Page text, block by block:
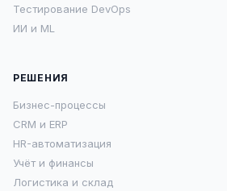
Тестирование DevOps
ИИ и ML
РЕШЕНИЯ
Бизнес-процессы
CRM и ERP
HR-автоматизация
Учёт и финансы
Логистика и склад